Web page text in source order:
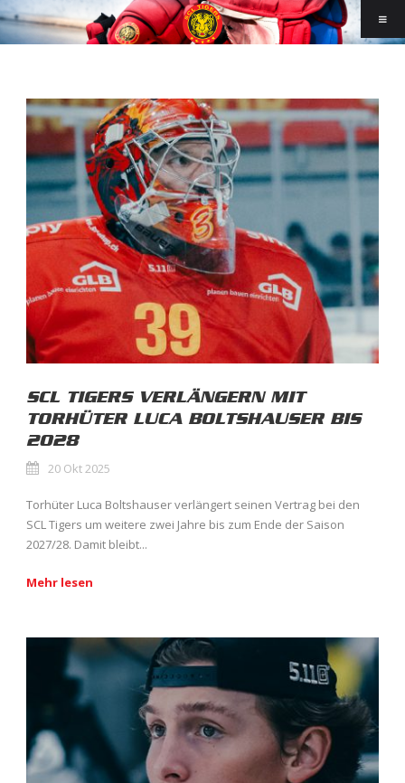
SCL TIGERS VERLÄNGERN MIT
TORHÜTER LUCA BOLTSHAUSER BIS
2028
20 Okt 2025
Torhüter Luca Boltshauser verlängert seinen Vertrag bei den
SCL Tigers um weitere zwei Jahre bis zum Ende der Saison
2027/28. Damit bleibt...
Mehr lesen